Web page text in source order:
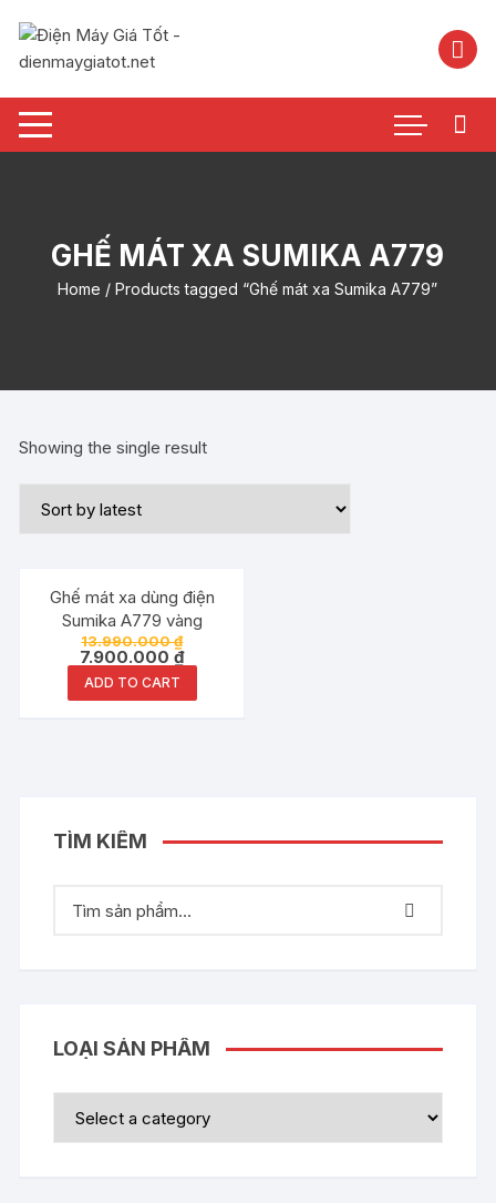
nội
GHẾ MÁT XA SUMIKA A779
Home / Products tagged “Ghế mát xa Sumika A779”
Showing the single result
Đang ưu đãi!
Ghế mát xa dùng điện
Sumika A779 vàng
13.990.000₫
7.900.000₫
ADD TO CART
TÌM KIẾM
LOẠI SẢN PHẨM